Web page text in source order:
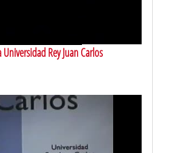
Rey Juan Carlos